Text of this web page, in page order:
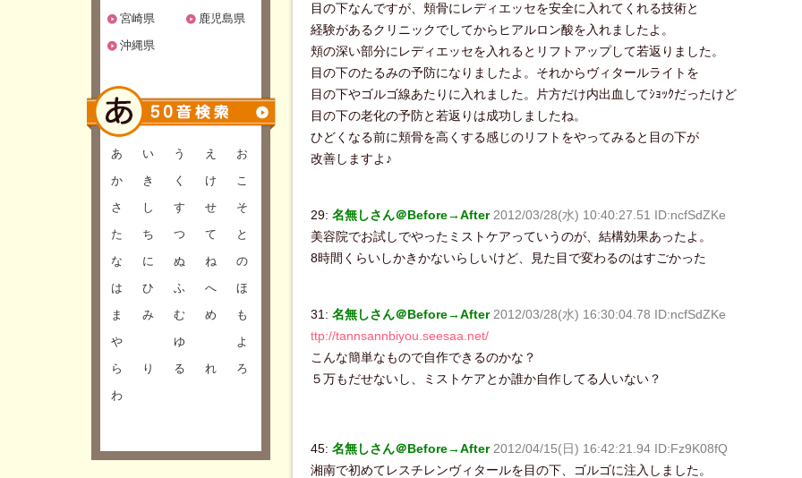
宮崎県
鹿児島県
沖縄県
あ い う え
お
か
き く け
こ
さ
し す せ
そ
た
ち つ て
と
な
に ぬ ね
の
は
ひ ふ へ
ほ
ま
み む め
も
や
ゆ
よ
ら
り る れ
ろ
わ
目の下なんですが、頬骨にレディエッセを安全に入れてくれる技術と
経験があるクリニックでしてからヒアルロン酸を入れましたよ。
頬の深い部分にレディエッセを入れるとリフトアップして若返りました。
目の下のたるみの予防になりましたよ。それからヴィタールライトを
目の下やゴルゴ線あたりに入れました。片方だけ内出血してｼｮｯｸだったけど
目の下の老化の予防と若返りは成功しましたね。
ひどくなる前に頬骨を高くする感じのリフトをやってみると目の下が
改善しますよ♪
29: 名無しさん＠Before→After 2012/03/28(水) 10:40:27.51 ID:ncfSdZKe
美容院でお試しでやったミストケアっていうのが、結構効果あったよ。
8時間くらいしかきかないらしいけど、見た目で変わるのはすごかった
31: 名無しさん＠Before→After 2012/03/28(水) 16:30:04.78 ID:ncfSdZKe
ttp://tannsannbiyou.seesaa.net/
こんな簡単なもので自作できるのかな？
５万もだせないし、ミストケアとか誰か自作してる人いない？
45: 名無しさん＠Before→After 2012/04/15(日) 16:42:21.94 ID:Fz9K08fQ
湘南で初めてレスチレンヴィタールを目の下、ゴルゴに注入しました。